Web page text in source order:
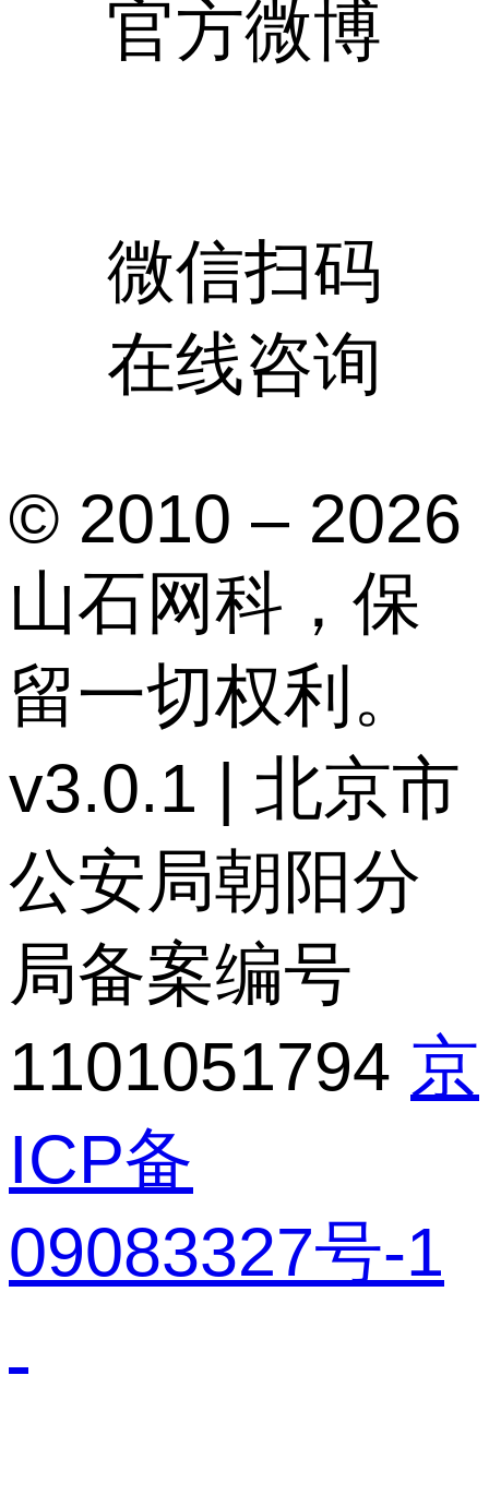
官方微博
微信扫码
在线咨询
© 2010 – 2026
山石网科，保
留一切权利。
v3.0.1 | 北京市
公安局朝阳分
局备案编号
1101051794 京
ICP备
09083327号-1